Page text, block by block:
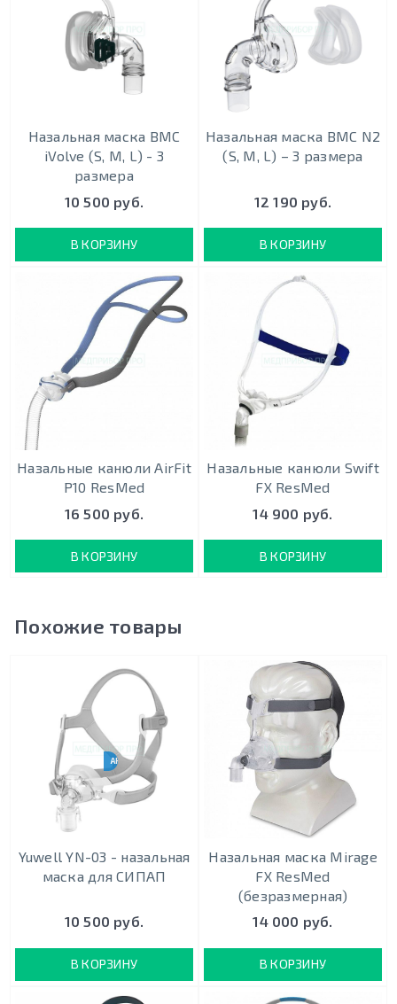
Назальная маска BMC
iVolve (S, M, L) - 3
размера
10 500 руб.
В КОРЗИНУ
Назальная маска BMC N2
(S, M, L) – 3 размера
12 190 руб.
В КОРЗИНУ
Назальные канюли AirFit
P10 ResMed
16 500 руб.
В КОРЗИНУ
Назальные канюли Swift
FX ResMed
14 900 руб.
В КОРЗИНУ
Похожие товары
АНАЛОГ RESMED N20
Yuwell YN-03 - назальная
маска для СИПАП
10 500 руб.
В КОРЗИНУ
Назальная маска Mirage
FX ResMed
(безразмерная)
14 000 руб.
В КОРЗИНУ